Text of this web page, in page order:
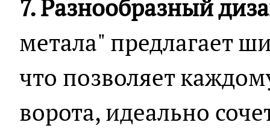
7. Разнообразный
метала" предлагает
что позволяет
ворота, идеально